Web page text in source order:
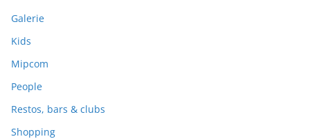
Galerie
Kids
Mipcom
People
Restos, bars & clubs
Shopping